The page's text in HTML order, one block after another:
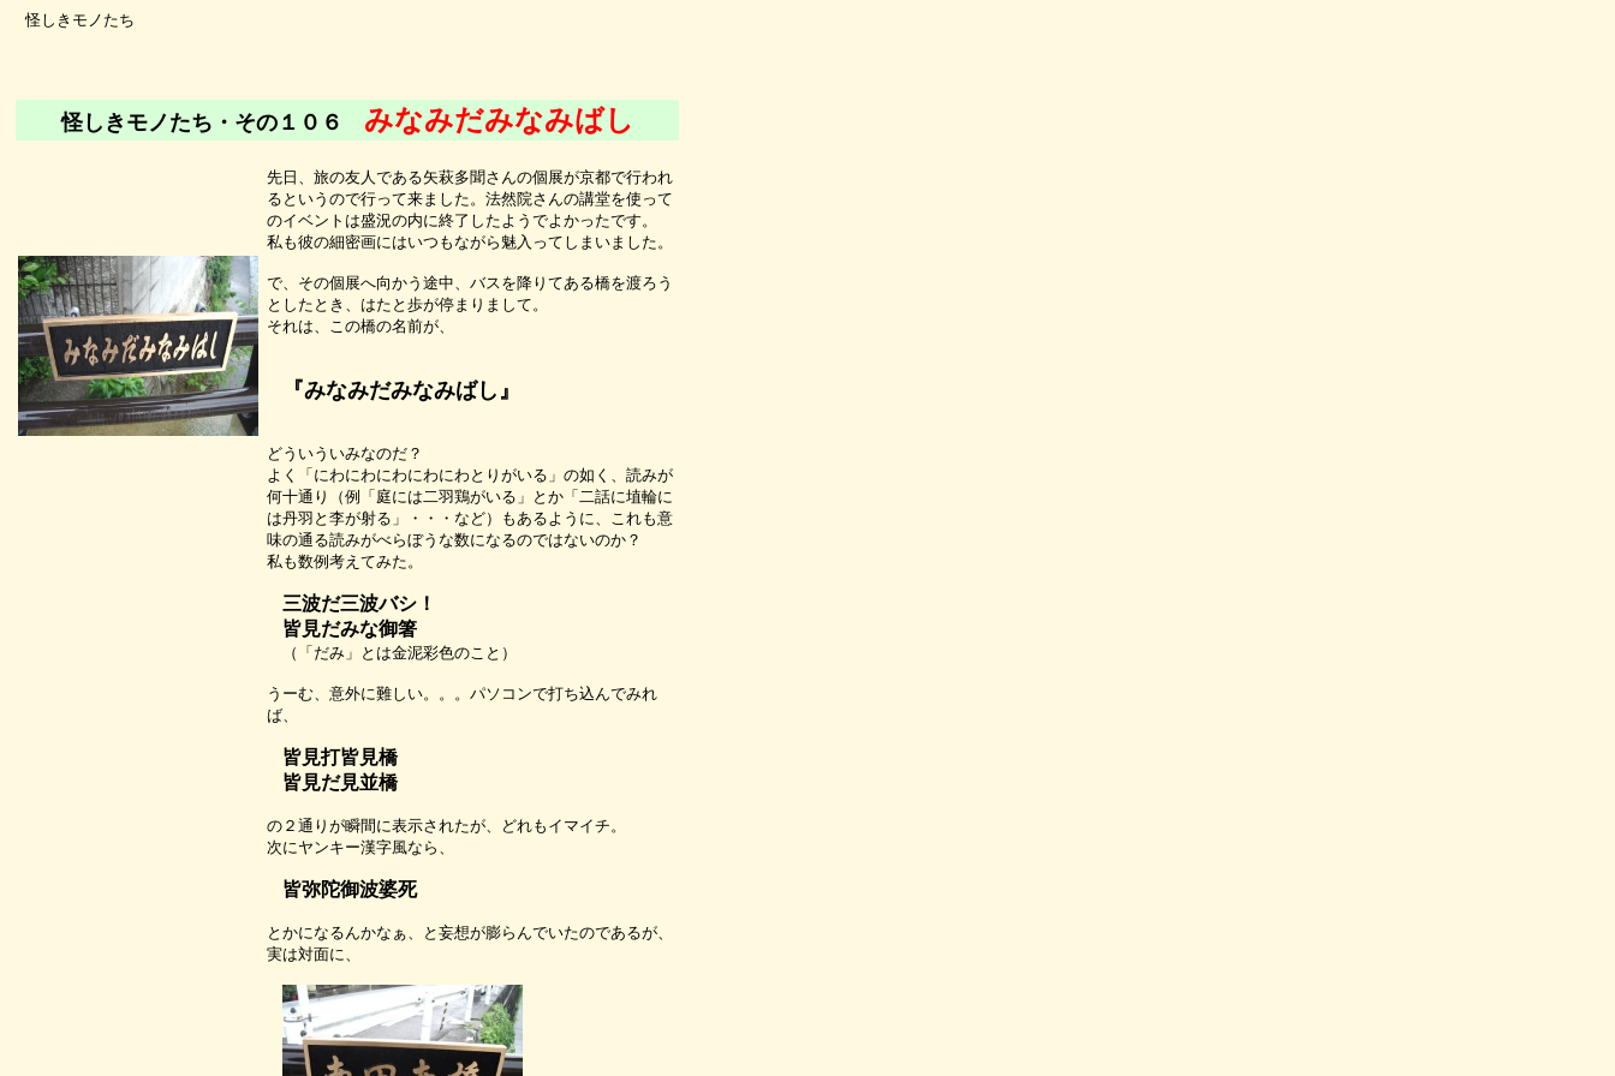
怪しきモノたち
怪しきモノたち・その１０６ みなみだみなみばし
先日、旅の友人である矢萩多聞さんの個展が京都で行われ
るというので行って来ました。法然院さんの講堂を使って
のイベントは盛況の内に終了したようでよかったです。
私も彼の細密画にはいつもながら魅入ってしまいました。
で、その個展へ向かう途中、バスを降りてある橋を渡ろう
としたとき、はたと歩が停まりまして。
それは、この橋の名前が、
『みなみだみなみばし』
どういういみなのだ？
よく「にわにわにわにわにわとりがいる」の如く、読みが
何十通り（例「庭には二羽鶏がいる」とか「二話に埴輪に
は丹羽と李が射る」・・・など）もあるように、これも意
味の通る読みがべらぼうな数になるのではないのか？
私も数例考えてみた。
三波だ三波バシ！
皆見だみな御箸
（「だみ」とは金泥彩色のこと）
うーむ、意外に難しい。。。パソコンで打ち込んでみれ
ば、
皆見打皆見橋
皆見だ見並橋
の２通りが瞬間に表示されたが、どれもイマイチ。
次にヤンキー漢字風なら、
皆弥陀御波婆死
とかになるんかなぁ、と妄想が膨らんでいたのであるが、
実は対面に、